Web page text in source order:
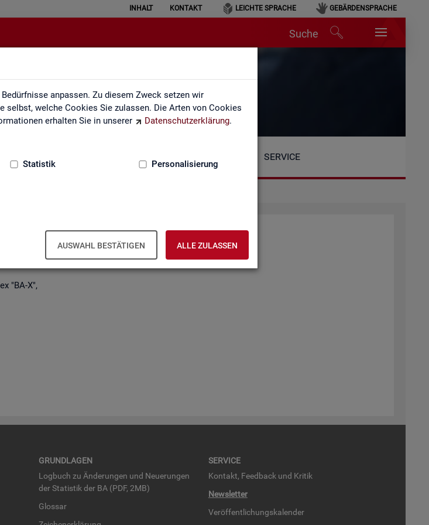
anpassen. Zu diesem Zweck setzen wir
selbst, welche Cookies Sie zulassen. Die Arten von Cookies
erhalten Sie in unserer
Datenschutzerklärung.
Statistik Personalisierung
AUSWAHL BESTÄTIGEN ALLE ZULASSEN
INHALT KONTAKT LEICHTE SPRACHE GEBÄRDENSPRACHE
Suche
SERVICE
der BA
und ak­tu­el­le Ent­wick­lun­gen.
"BA-X",
GRUND­LA­GEN
Log­buch zu Än­de­run­gen und Neue­run­gen
der Sta­tis­tik der BA (PDF, 2MB)
Glos­sar
SER­VICE
Kon­takt, Feed­back und Kri­tik
News­let­ter
Ver­öf­fent­li­chungs­ka­len­der